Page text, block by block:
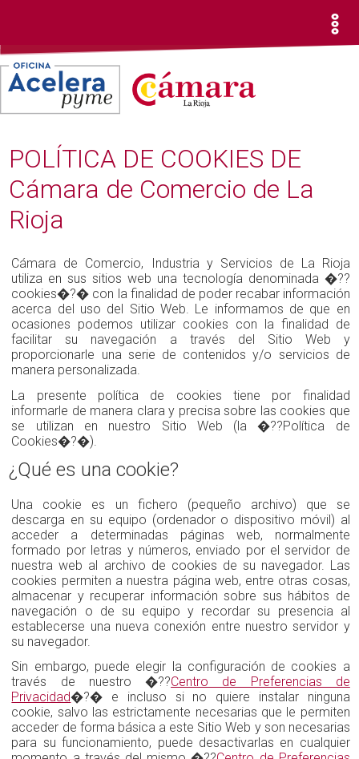
POLÍTICA DE COOKIES DE
Cámara de Comercio de La
Rioja
Cámara de Comercio, Industria y Servicios de La Rioja
utiliza en sus sitios web una tecnología denominada �??
cookies�?� con la finalidad de poder recabar información
acerca del uso del Sitio Web. Le informamos de que en
ocasiones podemos utilizar cookies con la finalidad de
facilitar su navegación a través del Sitio Web y
proporcionarle una serie de contenidos y/o servicios de
manera personalizada.
La presente política de cookies tiene por finalidad
informarle de manera clara y precisa sobre las cookies que
se utilizan en nuestro Sitio Web (la �??Política de
Cookies�?�).
¿Qué es una cookie?
Una cookie es un fichero (pequeño archivo) que se
descarga en su equipo (ordenador o dispositivo móvil) al
acceder a determinadas páginas web, normalmente
formado por letras y números, enviado por el servidor de
nuestra web al archivo de cookies de su navegador. Las
cookies permiten a nuestra página web, entre otras cosas,
almacenar y recuperar información sobre sus hábitos de
navegación o de su equipo y recordar su presencia al
establecerse una nueva conexión entre nuestro servidor y
su navegador.
Sin embargo, puede elegir la configuración de cookies a
través de nuestro �??Centro de Preferencias de
Privacidad�?� e incluso si no quiere instalar ninguna
cookie, salvo las estrictamente necesarias que le permiten
acceder de forma básica a este Sitio Web y son necesarias
para su funcionamiento, puede desactivarlas en cualquier